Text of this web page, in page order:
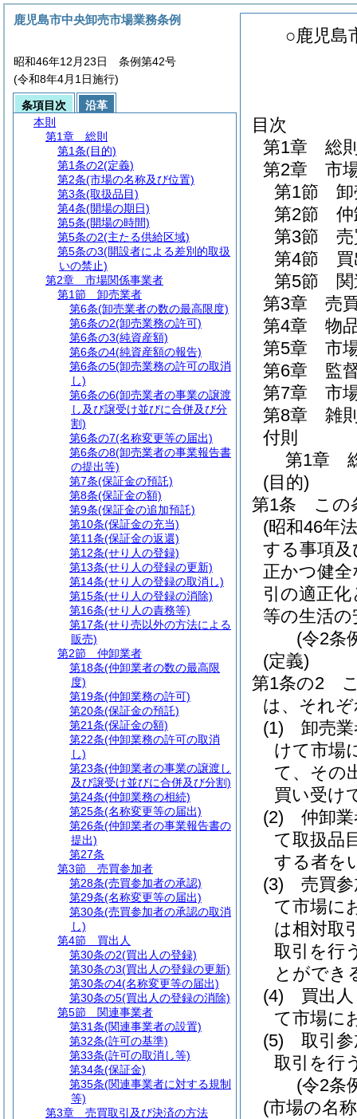
○鹿児島
目次
第1章
総
第2章
市
第1節
第2節
第3節
第4節
第5節
第3章
売
第4章
物
第5章
市
第6章
監
第7章
市
第8章
雑
付則
第1章
(目的)
第1条
この
(昭和46年
する事項
正かつ健
引の適正
等の生活
(令2条
(定義)
第1条の2
は、それ
(1)
卸売
けて市場
て、その
買い受け
(2)
仲卸
て取扱品
する者を
(3)
売買
て市場に
は相対取
取引を行
とができ
(4)
買出
て市場に
(5)
取引
取引を行
(令2条
(市場の名
鹿児島市中央卸売市場業務条例
昭和46年12月23日 条例第42号
(令和8年4月1日施行)
条項目次
沿革
本則
第1章
総則
第1条(目的)
第1条の2(定義)
第2条(市場の名称及び位置)
第3条(取扱品目)
第4条(開場の期日)
第5条(開場の時間)
第5条の2(主たる供給区域)
第5条の3(開設者による差別的取扱
いの禁止)
第2章
市場関係事業者
第1節
卸売業者
第6条(卸売業者の数の最高限度)
第6条の2(卸売業務の許可)
第6条の3(純資産額)
第6条の4(純資産額の報告)
第6条の5(卸売業務の許可の取消
し)
第6条の6(卸売業者の事業の譲渡
し及び譲受け並びに合併及び分
割)
第6条の7(名称変更等の届出)
第6条の8(卸売業者の事業報告書
の提出等)
第7条(保証金の預託)
第8条(保証金の額)
第9条(保証金の追加預託)
第10条(保証金の充当)
第11条(保証金の返還)
第12条(せり人の登録)
第13条(せり人の登録の更新)
第14条(せり人の登録の取消し)
第15条(せり人の登録の消除)
第16条(せり人の責務等)
第17条(せり売以外の方法による
販売)
第2節
仲卸業者
第18条(仲卸業者の数の最高限
度)
第19条(仲卸業務の許可)
第20条(保証金の預託)
第21条(保証金の額)
第22条(仲卸業務の許可の取消
し)
第23条(仲卸業者の事業の譲渡し
及び譲受け並びに合併及び分割)
第24条(仲卸業務の相続)
第25条(名称変更等の届出)
第26条(仲卸業者の事業報告書の
提出)
第27条
第3節
売買参加者
第28条(売買参加者の承認)
第29条(名称変更等の届出)
第30条(売買参加者の承認の取消
し)
第4節
買出人
第30条の2(買出人の登録)
第30条の3(買出人の登録の更新)
第30条の4(名称変更等の届出)
第30条の5(買出人の登録の消除)
第5節
関連事業者
第31条(関連事業者の設置)
第32条(許可の基準)
第33条(許可の取消し等)
第34条(保証金)
第35条(関連事業者に対する規制
等)
第3章
売買取引及び決済の方法